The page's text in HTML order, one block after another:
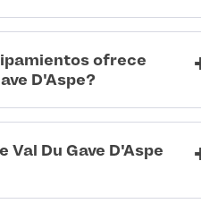
ofrece
D'Aspe?
Val Du Gave D'Aspe